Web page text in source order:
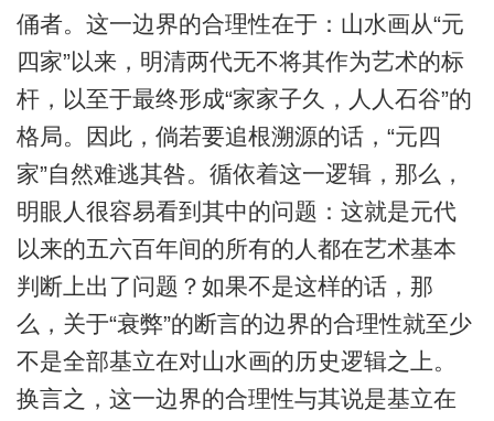
俑者。这一边界的合理性在于：山水画从“元
四家”以来，明清两代无不将其作为艺术的标
杆，以至于最终形成“家家子久，人人石谷”的
格局。因此，倘若要追根溯源的话，“元四
家”自然难逃其咎。循依着这一逻辑，那么，
明眼人很容易看到其中的问题：这就是元代
以来的五六百年间的所有的人都在艺术基本
判断上出了问题？如果不是这样的话，那
么，关于“衰弊”的断言的边界的合理性就至少
不是全部基立在对山水画的历史逻辑之上。
换言之，这一边界的合理性与其说是基立在